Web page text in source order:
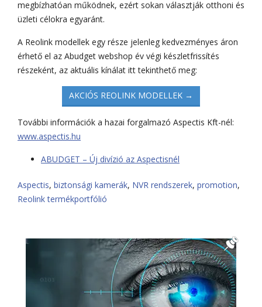
megbízhatóan működnek, ezért sokan választják otthoni és
üzleti célokra egyaránt.
A Reolink modellek egy része jelenleg kedvezményes áron
érhető el az Abudget webshop év végi készletfrissítés
részeként, az aktuális kínálat itt tekinthető meg:
AKCIÓS REOLINK MODELLEK →
További információk a hazai forgalmazó Aspectis Kft-nél:
www.aspectis.hu
ABUDGET – Új divízió az Aspectisnél
Aspectis, biztonsági kamerák, NVR rendszerek, promotion,
Reolink termékportfólió